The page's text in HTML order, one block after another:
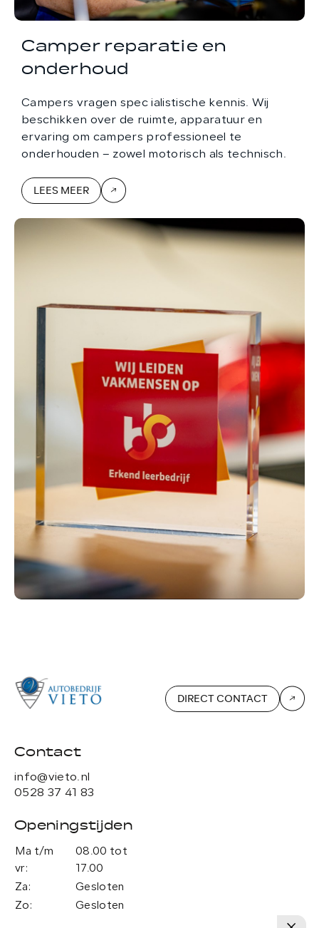
Camper reparatie en
onderhoud
Campers vragen spec ialistische kennis. Wij
beschikken over de ruimte, apparatuur en
ervaring om campers professioneel te
onderhouden – zowel motorisch als technisch.
LEES MEER
DIRECT CONTACT
Contact
info@vieto.nl
0528 37 41 83
Openingstijden
Ma t/m
vr:
08.00 tot
17.00
Za:
Gesloten
Zo:
Gesloten